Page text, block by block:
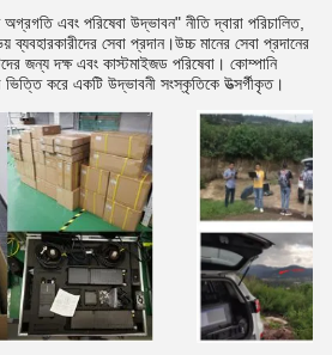
এবং পরিষেবা উদ্ভাবন" নীতি দ্বারা পরিচালিত,
সেবা প্রদান।উচ্চ মানের সেবা প্রদানের
জন্য দক্ষ এবং কাস্টমাইজড পরিষেবা। কোম্পানি
করে একটি উদ্ভাবনী সংস্কৃতিকে উত্সর্গীকৃত।